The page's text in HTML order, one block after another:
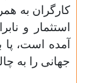
کارگران به
استثمار و
آمده است، پا
جهانی را به